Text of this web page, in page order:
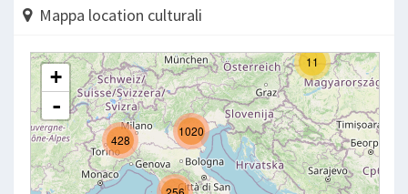
Mappa location culturali